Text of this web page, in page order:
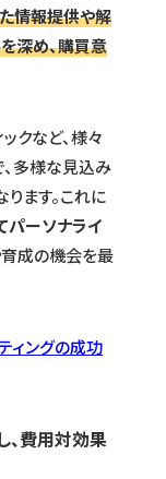
情報提供や解
深め、購買意
ックなど、様々
多様な見込み
ます。これに
パーソナライ
育成の機会を最
ィングの成功
、費用対効果